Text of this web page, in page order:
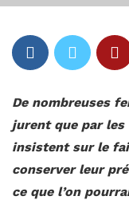
De nombreuses
jurent que par
insistent sur le
conserver leur
ce que l’on